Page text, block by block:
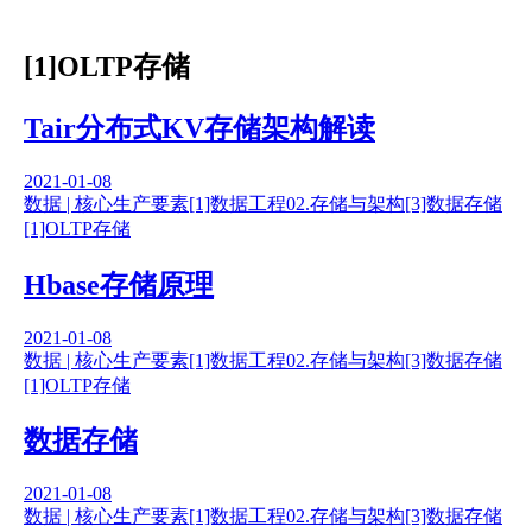
[1]OLTP存储
Tair分布式KV存储架构解读
2021-01-08
数据 | 核心生产要素[1]数据工程02.存储与架构[3]数据存储
[1]OLTP存储
Hbase存储原理
2021-01-08
数据 | 核心生产要素[1]数据工程02.存储与架构[3]数据存储
[1]OLTP存储
数据存储
2021-01-08
数据 | 核心生产要素[1]数据工程02.存储与架构[3]数据存储